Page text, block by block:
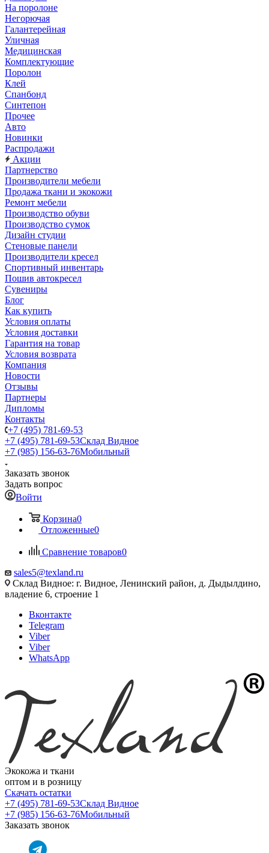
На поролоне
Негорючая
Галантерейная
Уличная
Медицинская
Комплектующие
Поролон
Клей
Спанбонд
Синтепон
Прочее
Авто
Новинки
Распродажи
Акции
Партнерство
Производители мебели
Продажа ткани и экокожи
Ремонт мебели
Производство обуви
Производство сумок
Дизайн студии
Стеновые панели
Производители кресел
Спортивный инвентарь
Пошив автокресел
Сувениры
Блог
Как купить
Условия оплаты
Условия доставки
Гарантия на товар
Условия возврата
Компания
Новости
Отзывы
Партнеры
Дипломы
Контакты
+7 (495) 781-69-53
+7 (495) 781-69-53Склад Видное
+7 (985) 156-63-76Мобильный
Заказать звонок
Задать вопрос
Войти
Корзина0
Отложенные0
Сравнение товаров0
sales5@texland.ru
Склад Видное: г. Видное, Ленинский район, д. Дыдылдино,
владение 6, строение 1
Вконтакте
Telegram
Viber
Viber
WhatsApp
Экокожа и ткани
оптом и в розницу
Скачать остатки
+7 (495) 781-69-53Склад Видное
+7 (985) 156-63-76Мобильный
Заказать звонок